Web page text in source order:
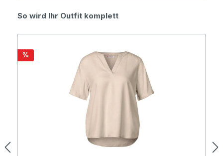
Produktgalerie überspringen
So wird Ihr Outfit komplett
Rabatt
%